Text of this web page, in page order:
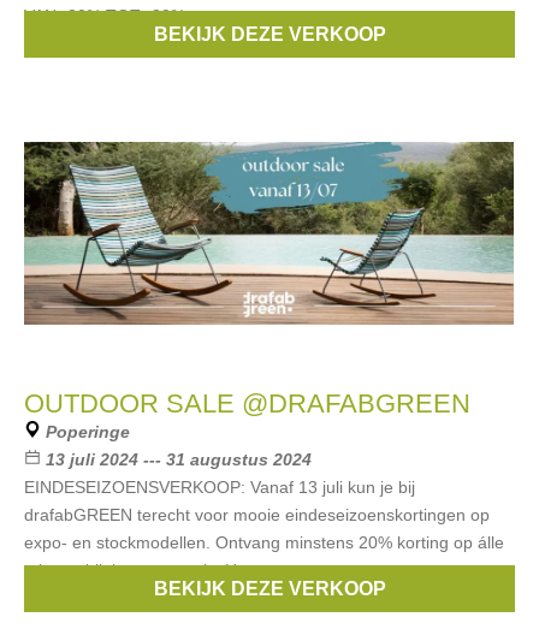
VAN -20% TOT -80%.
Fermob,Emu ,Fast,Nardi
BEKIJK DEZE VERKOOP
OUTDOOR SALE @DRAFABGREEN
Poperinge
13 juli 2024 --- 31 augustus 2024
EINDESEIZOENSVERKOOP: Vanaf 13 juli kun je bij
drafabGREEN terecht voor mooie eindeseizoenskortingen op
expo- en stockmodellen. Ontvang minstens 20% korting op álle
tuinmeubilair en parasols. Het
fatboy,muuto ,joli,Royal Botania
BEKIJK DEZE VERKOOP